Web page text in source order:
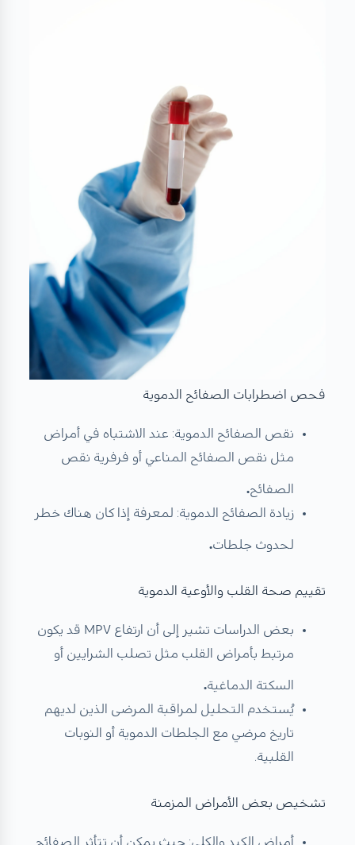
فحص اضطرابات الصفائح الدموية
نقص الصفائح الدموية: عند الاشتباه في أمراض
مثل نقص الصفائح المناعي أو فرفرية نقص
الصفائح.
زيادة الصفائح الدموية: لمعرفة إذا كان هناك خطر
لحدوث جلطات.
تقييم صحة القلب والأوعية الدموية
بعض الدراسات تشير إلى أن ارتفاع MPV قد يكون
مرتبط بأمراض القلب مثل تصلب الشرايين أو
السكتة الدماغية.
يُستخدم التحليل لمراقبة المرضى الذين لديهم
تاريخ مرضي مع الجلطات الدموية أو النوبات
القلبية.
تشخيص بعض الأمراض المزمنة
أمراض الكبد والكلى: حيث يمكن أن تتأثر الصفائح